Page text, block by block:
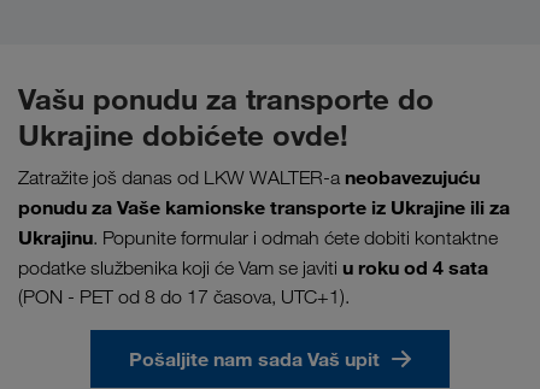
Vašu ponudu za transporte do
Ukrajine dobićete ovde!
Zatražite još danas od LKW WALTER-a neobavezujuću
ponudu za Vaše kamionske transporte iz Ukrajine ili za
Ukrajinu. Popunite formular i odmah ćete dobiti kontaktne
podatke službenika koji će Vam se javiti u roku od 4 sata
(PON - PET od 8 do 17 časova, UTC+1).
Pošaljite nam sada Vaš upit